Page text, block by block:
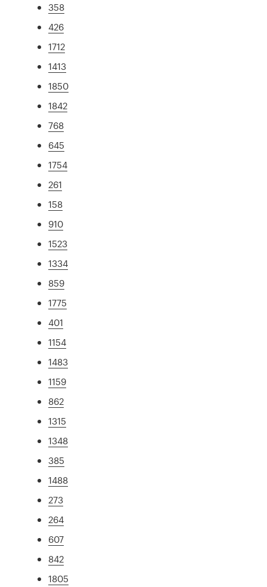
358
426
1712
1413
1850
1842
768
645
1754
261
158
910
1523
1334
859
1775
401
1154
1483
1159
862
1315
1348
385
1488
273
264
607
842
1805